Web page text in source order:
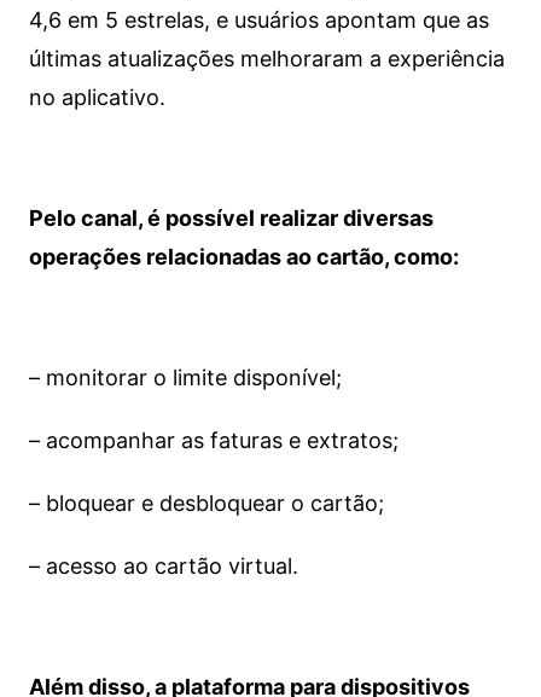
4,6 em 5 estrelas, e usuários apontam que as
últimas atualizações melhoraram a experiência
no aplicativo.
Pelo canal, é possível realizar diversas
operações relacionadas ao cartão, como:
– monitorar o limite disponível;
– acompanhar as faturas e extratos;
– bloquear e desbloquear o cartão;
– acesso ao cartão virtual.
Além disso, a plataforma para dispositivos